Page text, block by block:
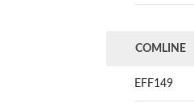
COMLINE
EFF149